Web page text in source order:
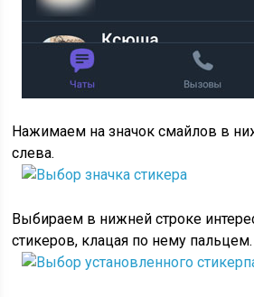
Нажимаем на значок смайлов в
слева.
Выбираем в нижней строке
стикеров, клацая по нему пальцем.